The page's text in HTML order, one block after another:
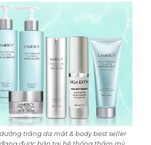
trắng da mặt & body best seller